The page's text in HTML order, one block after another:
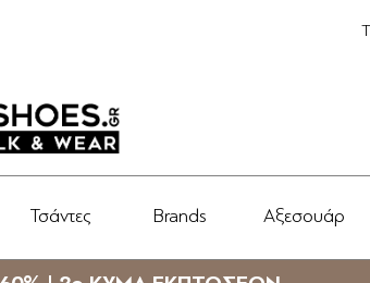
Τσάντες Brands Αξεσουάρ